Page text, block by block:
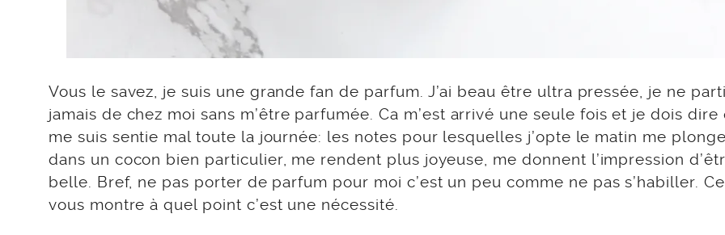
Vous le savez, je suis une grande fan de parfum. J’ai beau être ultra pressée, je ne
jamais de chez moi sans m’être parfumée. Ca m’est arrivé une seule fois et je dois dire
me suis sentie mal toute la journée: les notes pour lesquelles j’opte le matin me
dans un cocon bien particulier, me rendent plus joyeuse, me donnent l’impression
belle. Bref, ne pas porter de parfum pour moi c’est un peu comme ne pas s’habiller.
vous montre à quel point c’est une nécessité.